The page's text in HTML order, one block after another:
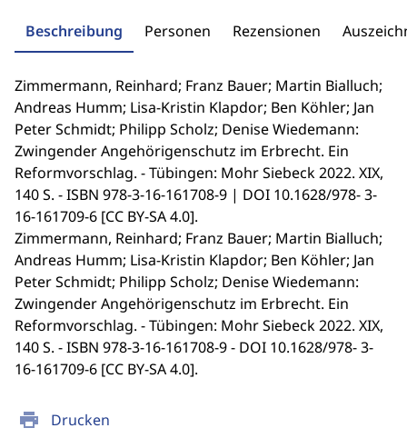
print Drucken
Beschreibung Personen Rezensionen
Zimmermann, Reinhard; Franz Bauer; Martin Bialluch;
Andreas Humm; Lisa-Kristin Klapdor; Ben Köhler; Jan
Peter Schmidt; Philipp Scholz; Denise Wiedemann:
Zwingender Angehörigenschutz im Erbrecht. Ein
Reformvorschlag. - Tübingen: Mohr Siebeck 2022. XIX,
140 S. - ISBN 978-3-16-161708-9 | DOI 10.1628/978- 3-
16-161709-6 [CC BY-SA 4.0].
Zimmermann, Reinhard; Franz Bauer; Martin Bialluch;
Andreas Humm; Lisa-Kristin Klapdor; Ben Köhler; Jan
Peter Schmidt; Philipp Scholz; Denise Wiedemann:
Zwingender Angehörigenschutz im Erbrecht. Ein
Reformvorschlag. - Tübingen: Mohr Siebeck 2022. XIX,
140 S. - ISBN 978-3-16-161708-9 - DOI 10.1628/978- 3-
16-161709-6 [CC BY-SA 4.0].